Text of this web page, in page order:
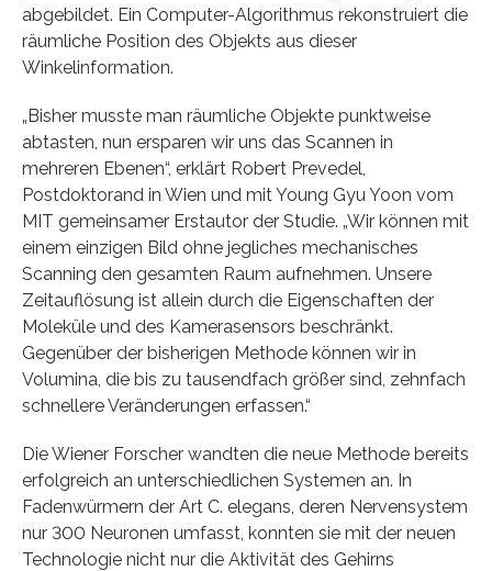
abgebildet. Ein Computer-Algorithmus rekonstruiert die
räumliche Position des Objekts aus dieser
Winkelinformation.
„Bisher musste man räumliche Objekte punktweise
abtasten, nun ersparen wir uns das Scannen in
mehreren Ebenen“, erklärt Robert Prevedel,
Postdoktorand in Wien und mit Young Gyu Yoon vom
MIT gemeinsamer Erstautor der Studie. „Wir können mit
einem einzigen Bild ohne jegliches mechanisches
Scanning den gesamten Raum aufnehmen. Unsere
Zeitauflösung ist allein durch die Eigenschaften der
Moleküle und des Kamerasensors beschränkt.
Gegenüber der bisherigen Methode können wir in
Volumina, die bis zu tausendfach größer sind, zehnfach
schnellere Veränderungen erfassen.“
Die Wiener Forscher wandten die neue Methode bereits
erfolgreich an unterschiedlichen Systemen an. In
Fadenwürmern der Art C. elegans, deren Nervensystem
nur 300 Neuronen umfasst, konnten sie mit der neuen
Technologie nicht nur die Aktivität des Gehirns